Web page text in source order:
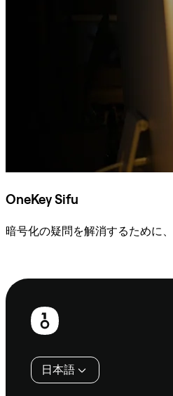
OneKey Sifu
暗号化の疑問を解消するために
フ
日本語